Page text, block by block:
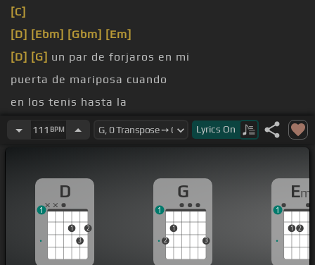
[C]
[D] [Ebm] [Gbm] [Em]
[D] [G] un par de forjaros en mi
puerta de mariposa cuando
en los tenis hasta la
[Dm] habría un reloj
111 BPM Lyrics On
D
1
3
2
1
G
2
1
3
1
Em
1 2
1